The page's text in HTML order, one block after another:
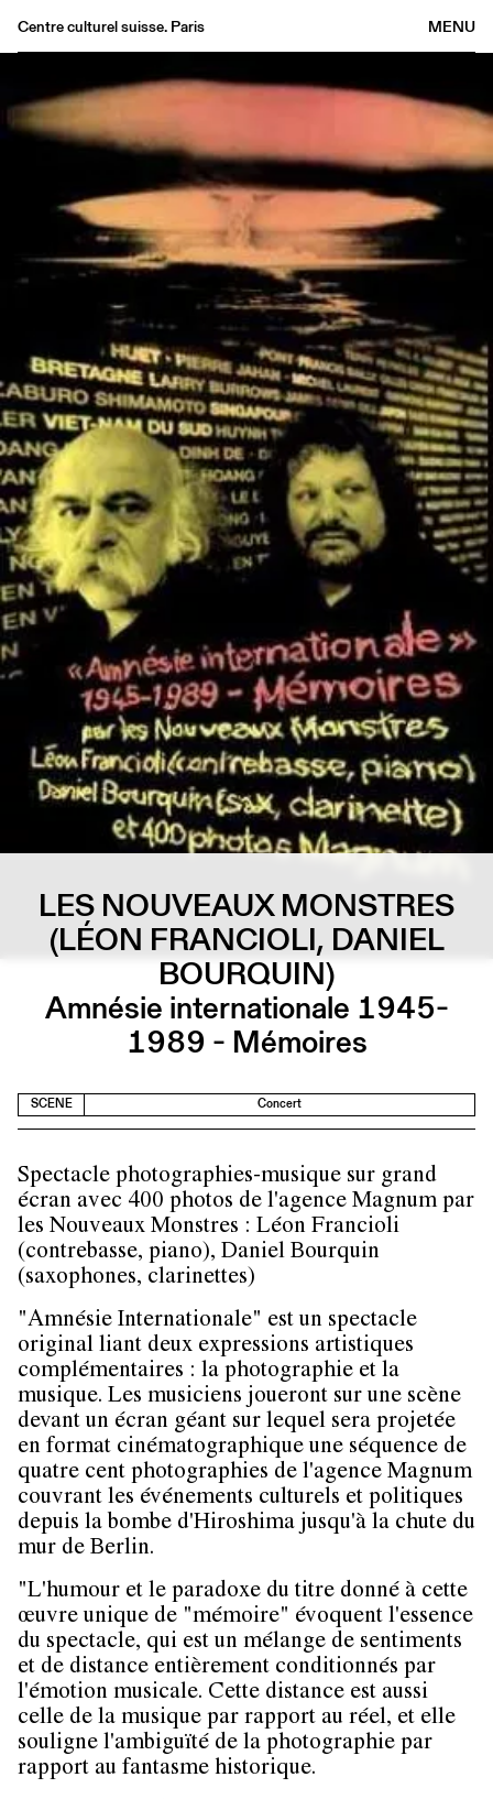
MENU
Centre culturel suisse. Paris
Bookshop
Buvette
Medias
Publications
About
LES NOUVEAUX MONSTRES
(LÉON FRANCIOLI, DANIEL
BOURQUIN)
Amnésie internationale 1945-
1989 - Mémoires
SCENE Concert
Spectacle photographies-musique sur grand
écran avec 400 photos de l'agence Magnum par
les Nouveaux Monstres : Léon Francioli
(contrebasse, piano), Daniel Bourquin
(saxophones, clarinettes)
"Amnésie Internationale" est un spectacle
original liant deux expressions artistiques
complémentaires : la photographie et la
musique. Les musiciens joueront sur une scène
devant un écran géant sur lequel sera projetée
en format cinématographique une séquence de
quatre cent photographies de l'agence Magnum
couvrant les événements culturels et politiques
depuis la bombe d'Hiroshima jusqu'à la chute du
mur de Berlin.
"L'humour et le paradoxe du titre donné à cette
œuvre unique de "mémoire" évoquent l'essence
du spectacle, qui est un mélange de sentiments
et de distance entièrement conditionnés par
l'émotion musicale. Cette distance est aussi
celle de la musique par rapport au réel, et elle
souligne l'ambiguïté de la photographie par
rapport au fantasme historique.